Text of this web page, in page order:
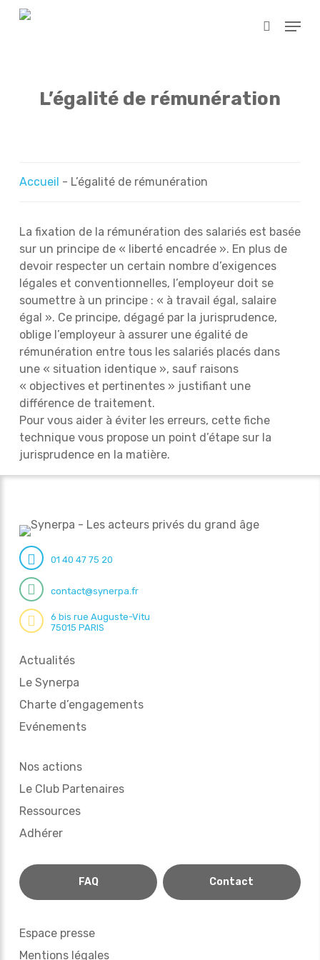
Skip
search
Menu
L’égalité de rémunération
Accueil - L’égalité de rémunération
La fixation de la rémunération des salariés est basée
sur un principe de « liberté encadrée ». En plus de
devoir respecter un certain nombre d’exigences
légales et conventionnelles, l’employeur doit se
soumettre à un principe : « à travail égal, salaire
égal ». Ce principe, dégagé par la jurisprudence,
oblige l’employeur à assurer une égalité de
rémunération entre tous les salariés placés dans
une « situation identique », sauf raisons
« objectives et pertinentes » justifiant une
différence de traitement.
Pour vous aider à éviter les erreurs, cette fiche
technique vous propose un point d’étape sur la
jurisprudence en la matière.
01 40 47 75 20
contact@synerpa.fr
6 bis rue Auguste-Vitu
75015 PARIS
Actualités
Le Synerpa
Charte d’engagements
Evénements
Nos actions
Le Club Partenaires
Ressources
Adhérer
FAQ Contact
Espace presse
Mentions légales